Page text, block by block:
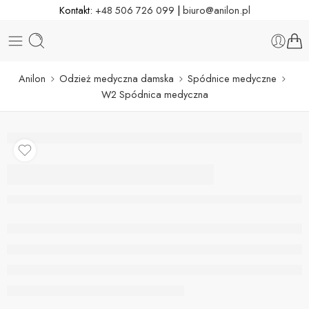
Kontakt: +48 506 726 099 | biuro@anilon.pl
Anilon Odzież medyczna damska
Spódnice medyczne
W2 Spódnica medyczna